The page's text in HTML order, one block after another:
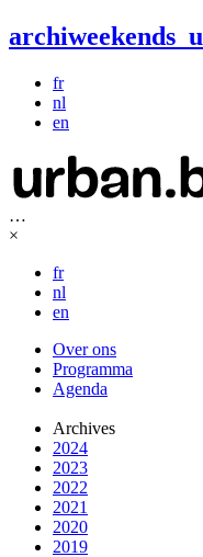
archiweekends u
fr
nl
en
…
×
fr
nl
en
Over ons
Programma
Agenda
Archives
2024
2023
2022
2021
2020
2019